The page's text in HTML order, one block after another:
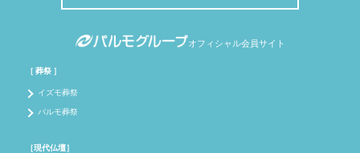
オフィシャル会員サイト
［ 葬祭 ］
イズモ葬祭
パルモ葬祭
［現代仏壇］